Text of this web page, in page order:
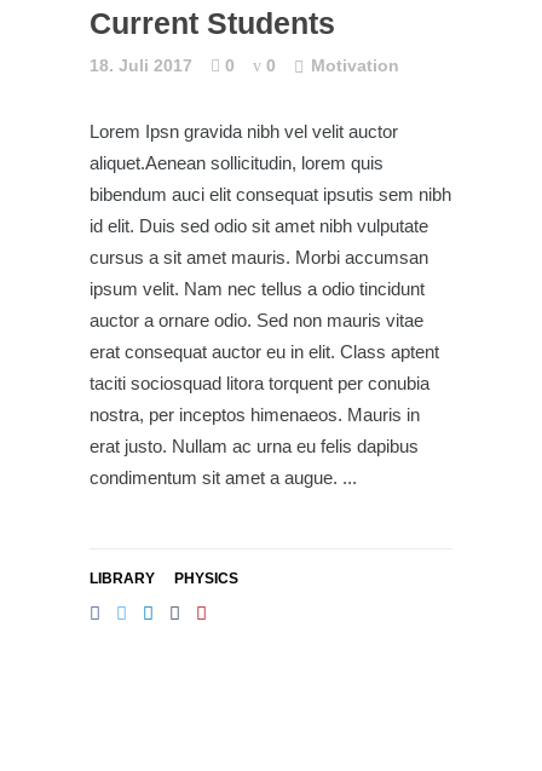
Current Students
18. Juli 2017 0 0 Motivation
Lorem Ipsn gravida nibh vel velit auctor
aliquet.Aenean sollicitudin, lorem quis
bibendum auci elit consequat ipsutis sem nibh
id elit. Duis sed odio sit amet nibh vulputate
cursus a sit amet mauris. Morbi accumsan
ipsum velit. Nam nec tellus a odio tincidunt
auctor a ornare odio. Sed non mauris vitae
erat consequat auctor eu in elit. Class aptent
taciti sociosquad litora torquent per conubia
nostra, per inceptos himenaeos. Mauris in
erat justo. Nullam ac urna eu felis dapibus
condimentum sit amet a augue.
LIBRARY PHYSICS